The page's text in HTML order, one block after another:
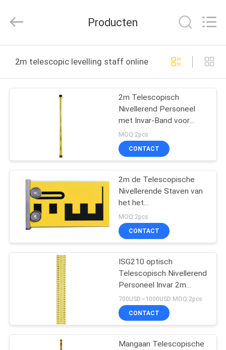
PRODUCTEN
ONGEVEER
FABRIEKSREIS
KWALITEITSCONTROLE
CONTACTEER
ONS
VERZOEK
CITAAT
Co.,Ltd.
Producten
2m telescopic levelling staff online fabricage
2m Telescopisch
Nivellerend Personeel
met Invar-Band voor
Topcon DL101C
MOQ:2pcs
CONTACT
2m de Telescopische
Nivellerende Staven van
het het
Mangaanonderzoek van
Personeels Optische
Niveaus
MOQ:2pcs
CONTACT
ISG210 optisch
Telescopisch Nivellerend
Personeel Invar 2m
Landmeters die Staaf
meten
700USD~1000USD MOQ:2pcs
CONTACT
Mangaan Telescopische